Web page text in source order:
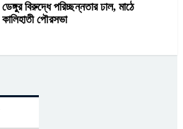
ডেঙ্গুর বিরুদ্ধে পরিচ্ছন্নতার ঢাল, মাঠে
কালিহাতী পৌরসভা